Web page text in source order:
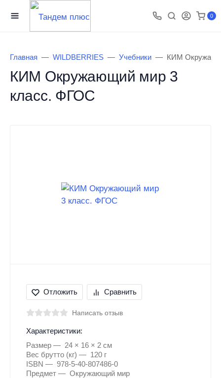
0
Главная WILDBERRIES Учебники КИМ
КИМ Окружающий мир 3
класс. ФГОС
Отложить Сравнить
Написать отзыв
Характеристики:
Размер
24 × 16 × 2 см
Вес брутто (кг)
120 г
ISBN
978-5-40-807486-0
Предмет
Окружающий мир